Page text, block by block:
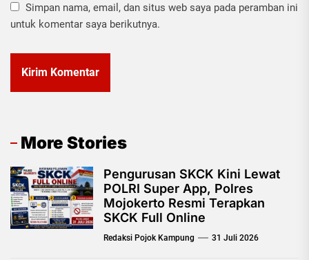
Simpan nama, email, dan situs web saya pada peramban ini
untuk komentar saya berikutnya.
More Stories
Pengurusan SKCK Kini Lewat
POLRI Super App, Polres
Mojokerto Resmi Terapkan
SKCK Full Online
Redaksi Pojok Kampung 31 Juli 2026